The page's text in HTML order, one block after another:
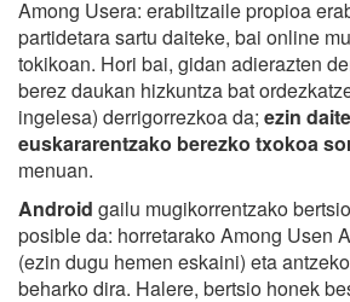
Among Usera: erabiltzaile propioa
partidetara sartu daiteke, bai online
tokikoan. Hori bai, gidan adierazten
berez daukan hizkuntza bat
ingelesa) derrigorrezkoa da; ezin
euskararentzako berezko txokoa
menuan.
Android gailu mugikorrentzako
posible da: horretarako Among Usen
(ezin dugu hemen eskaini) eta
beharko dira. Halere, bertsio honek